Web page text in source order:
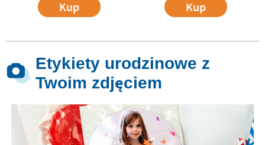
Kup
Kup
Etykiety urodzinowe z
Twoim zdjęciem